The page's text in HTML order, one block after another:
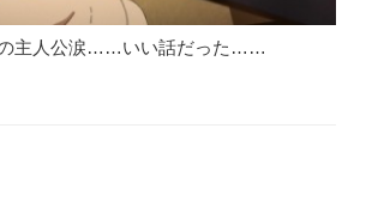
の主人公涙……いい話だった……